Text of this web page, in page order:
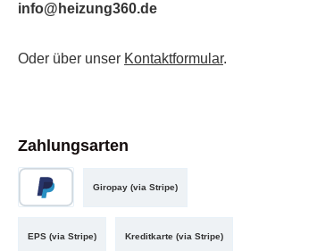
info@heizung360.de
Oder über unser Kontaktformular.
Zahlungsarten
Giropay (via Stripe)
EPS (via Stripe) Kreditkarte (via Stripe)